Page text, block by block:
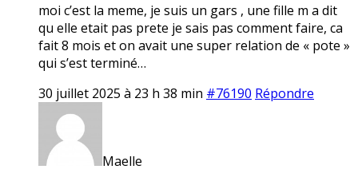
moi c’est la meme, je suis un gars , une fille m a dit
qu elle etait pas prete je sais pas comment faire, ca
fait 8 mois et on avait une super relation de « pote »
qui s’est terminé…
30 juillet 2025 à 23 h 38 min #76190 Répondre
Maelle